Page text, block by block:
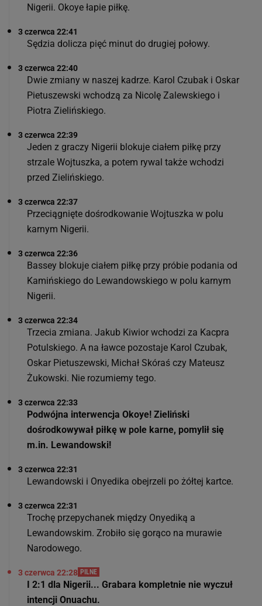
Nigerii. Okoye łapie piłkę.
3 czerwca 22:41
Sędzia dolicza pięć minut do drugiej połowy.
3 czerwca 22:40
Dwie zmiany w naszej kadrze. Karol Czubak i Oskar
Pietuszewski wchodzą za Nicolę Zalewskiego i
Piotra Zielińskiego.
3 czerwca 22:39
Jeden z graczy Nigerii blokuje ciałem piłkę przy
strzale Wojtuszka, a potem rywal także wchodzi
przed Zielińskiego.
3 czerwca 22:37
Przeciągnięte dośrodkowanie Wojtuszka w polu
karnym Nigerii.
3 czerwca 22:36
Bassey blokuje ciałem piłkę przy próbie podania od
Kamińskiego do Lewandowskiego w polu karnym
Nigerii.
3 czerwca 22:34
Trzecia zmiana. Jakub Kiwior wchodzi za Kacpra
Potulskiego. A na ławce pozostaje Karol Czubak,
Oskar Pietuszewski, Michał Skóraś czy Mateusz
Żukowski. Nie rozumiemy tego.
3 czerwca 22:33
Podwójna interwencja Okoye! Zieliński
dośrodkowywał piłkę w pole karne, pomylił się
m.in. Lewandowski!
3 czerwca 22:31
Lewandowski i Onyedika obejrzeli po żółtej kartce.
3 czerwca 22:31
Trochę przepychanek między Onyediką a
Lewandowskim. Zrobiło się gorąco na murawie
Narodowego.
3 czerwca 22:28 PILNE
I 2:1 dla Nigerii... Grabara kompletnie nie wyczuł
intencji Onuachu.